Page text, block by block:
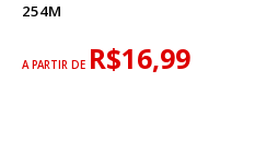
254M
A PARTIR DE R$16,99